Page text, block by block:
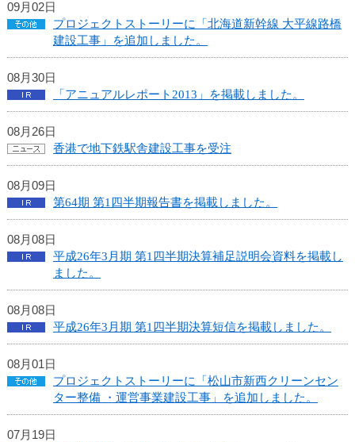
へ
移
し
ま
本
文
へ
動
し
ま
09月02日
プロジェクトストーリーに「北海道新幹線 大平線路橋
建設工事」を追加しました。
08月30日
「アニュアルレポート2013」を掲載しました。
08月26日
香港で地下鉄駅舎建設工事を受注
08月09日
第64期 第1四半期報告書を掲載しました。
08月08日
平成26年3月期 第1四半期決算補足説明会資料を掲載し
ました。
08月08日
平成26年3月期 第1四半期決算短信を掲載しました。
08月01日
プロジェクトストーリーに「松山市新西クリーンセン
ター整備 ・運営事業建設工事」を追加しました。
07月19日